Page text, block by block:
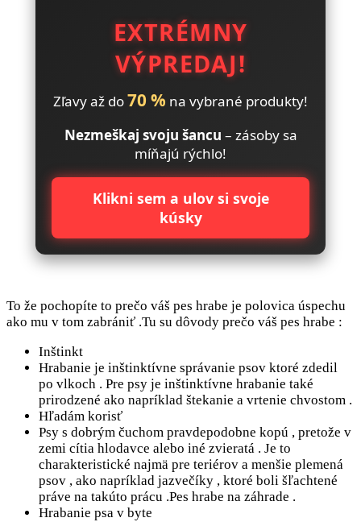
EXTRÉMNY
VÝPREDAJ!
Zľavy až do70 % na vybrané produkty!
Nezmeškaj svoju šancu – zásoby sa
míňajú rýchlo!
Klikni sem a ulov si svoje
kúsky
To že pochopíte to prečo váš pes hrabe je polovica úspechu
ako mu v tom zabrániť .Tu su dôvody prečo váš pes hrabe :
Inštinkt
Hrabanie je inštinktívne správanie psov ktoré zdedil
po vlkoch . Pre psy je inštinktívne hrabanie také
prirodzené ako napríklad štekanie a vrtenie chvostom .
Hľadám korisť
Psy s dobrým čuchom pravdepodobne kopú , pretože v
zemi cítia hlodavce alebo iné zvieratá . Je to
charakteristické najmä pre teriérov a menšie plemená
psov , ako napríklad jazvečíky , ktoré boli šľachtené
práve na takúto prácu .Pes hrabe na záhrade .
Hrabanie psa v byte